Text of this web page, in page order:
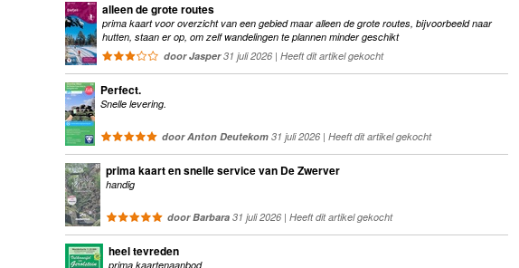
alleen de grote routes
prima kaart voor overzicht van een gebied maar alleen de grote routes, bijvoorbeeld naar
hutten, staan er op, om zelf wandelingen te plannen minder geschikt
door Jasper31 juli 2026 | Heeft dit artikel gekocht
Perfect.
Snelle levering.
door Anton Deutekom 31 juli 2026 | Heeft dit artikel gekocht
prima kaart en snelle service van De Zwerver
handig
door Barbara 31 juli 2026 | Heeft dit artikel gekocht
heel tevreden
prima kaartenaanbod